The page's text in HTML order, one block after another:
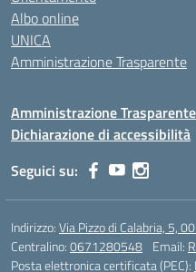
Albo online
UNICA
Amministrazione Trasparente
Amministrazione Trasparente
Dichiarazione di accessibilità
Seguici su:
Indirizzo:Via Pizzo di Calabria, 5,
Centralino:0671280548 Email:
Posta elettronica certificata (PEC):